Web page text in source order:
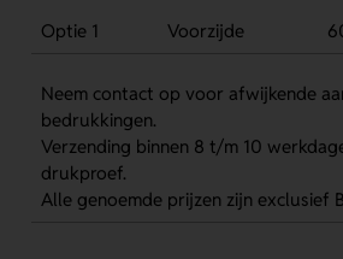
Optie 1
Voorzijde
Neem contact op voor afwijkende
bedrukkingen.
Verzending binnen 8 t/m 10
drukproef.
Alle genoemde prijzen zijn exclusief